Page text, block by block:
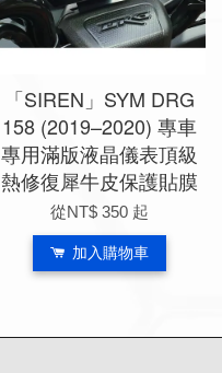
「SIREN」SYM DRG
158 (2019–2020) 專車
專用滿版液晶儀表頂級
熱修復犀牛皮保護貼膜
從NT$ 350 起
加入購物車